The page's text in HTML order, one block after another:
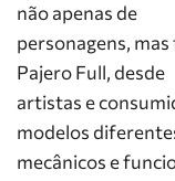
não apenas de
personagens,
Pajero Full, desde
artistas e
modelos
mecânicos e